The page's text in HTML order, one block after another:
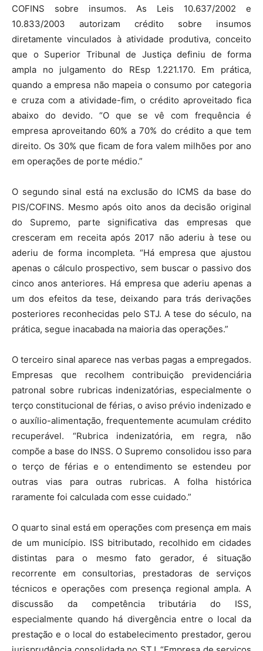
COFINS sobre insumos. As Leis 10.637/2002 e
10.833/2003 autorizam crédito sobre insumos
diretamente vinculados à atividade produtiva, conceito
que o Superior Tribunal de Justiça definiu de forma
ampla no julgamento do REsp 1.221.170. Em prática,
quando a empresa não mapeia o consumo por categoria
e cruza com a atividade-fim, o crédito aproveitado fica
abaixo do devido. “O que se vê com frequência é
empresa aproveitando 60% a 70% do crédito a que tem
direito. Os 30% que ficam de fora valem milhões por ano
em operações de porte médio.”
O segundo sinal está na exclusão do ICMS da base do
PIS/COFINS. Mesmo após oito anos da decisão original
do Supremo, parte significativa das empresas que
cresceram em receita após 2017 não aderiu à tese ou
aderiu de forma incompleta. “Há empresa que ajustou
apenas o cálculo prospectivo, sem buscar o passivo dos
cinco anos anteriores. Há empresa que aderiu apenas a
um dos efeitos da tese, deixando para trás derivações
posteriores reconhecidas pelo STJ. A tese do século, na
prática, segue inacabada na maioria das operações.”
O terceiro sinal aparece nas verbas pagas a empregados.
Empresas que recolhem contribuição previdenciária
patronal sobre rubricas indenizatórias, especialmente o
terço constitucional de férias, o aviso prévio indenizado e
o auxílio-alimentação, frequentemente acumulam crédito
recuperável. “Rubrica indenizatória, em regra, não
compõe a base do INSS. O Supremo consolidou isso para
o terço de férias e o entendimento se estendeu por
outras vias para outras rubricas. A folha histórica
raramente foi calculada com esse cuidado.”
O quarto sinal está em operações com presença em mais
de um município. ISS bitributado, recolhido em cidades
distintas para o mesmo fato gerador, é situação
recorrente em consultorias, prestadoras de serviços
técnicos e operações com presença regional ampla. A
discussão da competência tributária do ISS,
especialmente quando há divergência entre o local da
prestação e o local do estabelecimento prestador, gerou